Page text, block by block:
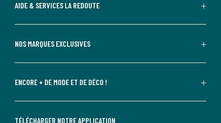
AIDE & SERVICES LA REDOUTE
NOS MARQUES EXCLUSIVES
ENCORE + DE MODE ET DE DÉCO !
TÉLÉCHARGER NOTRE APPLICATION